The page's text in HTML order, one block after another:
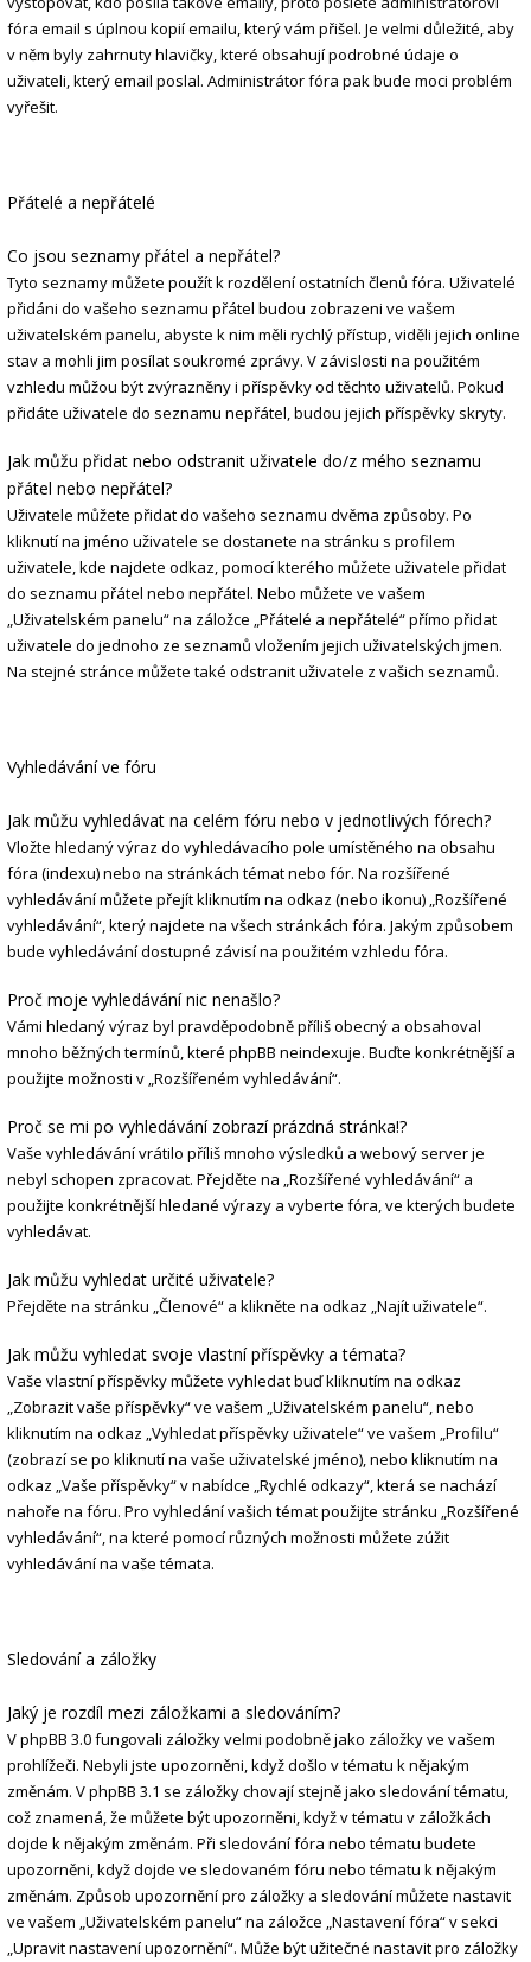
fóra email s úplnou kopií emailu, který vám přišel. Je velmi důležité, aby
v něm byly zahrnuty hlavičky, které obsahují podrobné údaje o
uživateli, který email poslal. Administrátor fóra pak bude moci problém
vyřešit.
Přátelé a nepřátelé
Co jsou seznamy přátel a nepřátel?
Tyto seznamy můžete použít k rozdělení ostatních členů fóra. Uživatelé
přidáni do vašeho seznamu přátel budou zobrazeni ve vašem
uživatelském panelu, abyste k nim měli rychlý přístup, viděli jejich online
stav a mohli jim posílat soukromé zprávy. V závislosti na použitém
vzhledu můžou být zvýrazněny i příspěvky od těchto uživatelů. Pokud
přidáte uživatele do seznamu nepřátel, budou jejich příspěvky skryty.
Jak můžu přidat nebo odstranit uživatele do/z mého seznamu
přátel nebo nepřátel?
Uživatele můžete přidat do vašeho seznamu dvěma způsoby. Po
kliknutí na jméno uživatele se dostanete na stránku s profilem
uživatele, kde najdete odkaz, pomocí kterého můžete uživatele přidat
do seznamu přátel nebo nepřátel. Nebo můžete ve vašem
„Uživatelském panelu“ na záložce „Přátelé a nepřátelé“ přímo přidat
uživatele do jednoho ze seznamů vložením jejich uživatelských jmen.
Na stejné stránce můžete také odstranit uživatele z vašich seznamů.
Vyhledávání ve fóru
Jak můžu vyhledávat na celém fóru nebo v jednotlivých fórech?
Vložte hledaný výraz do vyhledávacího pole umístěného na obsahu
fóra (indexu) nebo na stránkách témat nebo fór. Na rozšířené
vyhledávání můžete přejít kliknutím na odkaz (nebo ikonu) „Rozšířené
vyhledávání“, který najdete na všech stránkách fóra. Jakým způsobem
bude vyhledávání dostupné závisí na použitém vzhledu fóra.
Proč moje vyhledávání nic nenašlo?
Vámi hledaný výraz byl pravděpodobně příliš obecný a obsahoval
mnoho běžných termínů, které phpBB neindexuje. Buďte konkrétnější a
použijte možnosti v „Rozšířeném vyhledávání“.
Proč se mi po vyhledávání zobrazí prázdná stránka!?
Vaše vyhledávání vrátilo příliš mnoho výsledků a webový server je
nebyl schopen zpracovat. Přejděte na „Rozšířené vyhledávání“ a
použijte konkrétnější hledané výrazy a vyberte fóra, ve kterých budete
vyhledávat.
Jak můžu vyhledat určité uživatele?
Přejděte na stránku „Členové“ a klikněte na odkaz „Najít uživatele“.
Jak můžu vyhledat svoje vlastní příspěvky a témata?
Vaše vlastní příspěvky můžete vyhledat buď kliknutím na odkaz
„Zobrazit vaše příspěvky“ ve vašem „Uživatelském panelu“, nebo
kliknutím na odkaz „Vyhledat příspěvky uživatele“ ve vašem „Profilu“
(zobrazí se po kliknutí na vaše uživatelské jméno), nebo kliknutím na
odkaz „Vaše příspěvky“ v nabídce „Rychlé odkazy“, která se nachází
nahoře na fóru. Pro vyhledání vašich témat použijte stránku „Rozšířené
vyhledávání“, na které pomocí různých možnosti můžete zúžit
vyhledávání na vaše témata.
Sledování a záložky
Jaký je rozdíl mezi záložkami a sledováním?
V phpBB 3.0 fungovali záložky velmi podobně jako záložky ve vašem
prohlížeči. Nebyli jste upozorněni, když došlo v tématu k nějakým
změnám. V phpBB 3.1 se záložky chovají stejně jako sledování tématu,
což znamená, že můžete být upozorněni, když v tématu v záložkách
dojde k nějakým změnám. Při sledování fóra nebo tématu budete
upozorněni, když dojde ve sledovaném fóru nebo tématu k nějakým
změnám. Způsob upozornění pro záložky a sledování můžete nastavit
ve vašem „Uživatelském panelu“ na záložce „Nastavení fóra“ v sekci
„Upravit nastavení upozornění“. Může být užitečné nastavit pro záložky